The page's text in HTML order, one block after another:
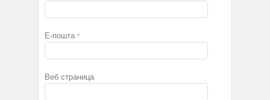
Е-пошта *
Веб страница